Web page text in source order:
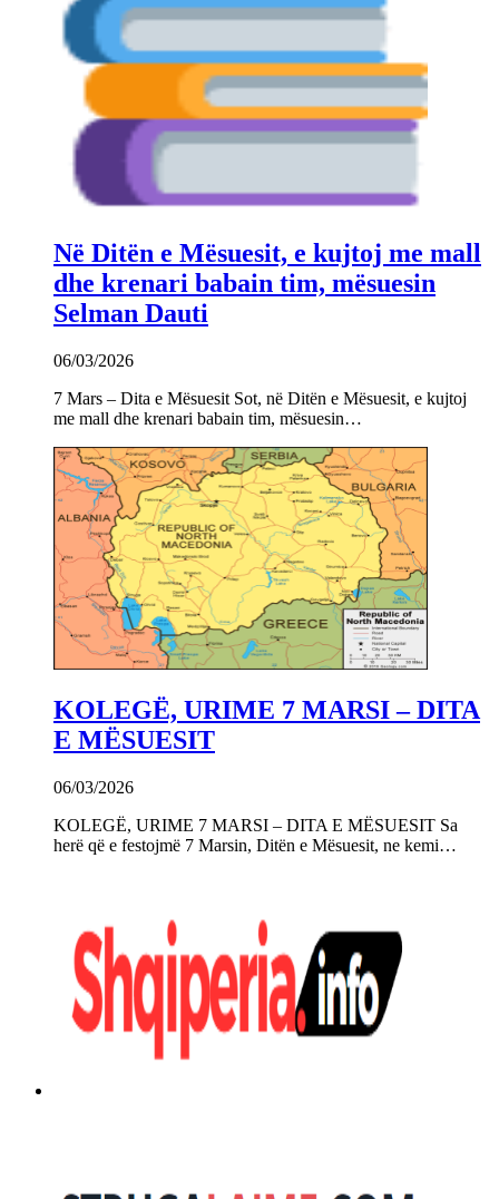
Në Ditën e Mësuesit, e kujtoj me mall
dhe krenari babain tim, mësuesin
Selman Dauti
06/03/2026
7 Mars – Dita e Mësuesit Sot, në Ditën e Mësuesit, e kujtoj
me mall dhe krenari babain tim, mësuesin…
KOLEGË, URIME 7 MARSI – DITA
E MËSUESIT
06/03/2026
KOLEGË, URIME 7 MARSI – DITA E MËSUESIT Sa
herë që e festojmë 7 Marsin, Ditën e Mësuesit, ne kemi…